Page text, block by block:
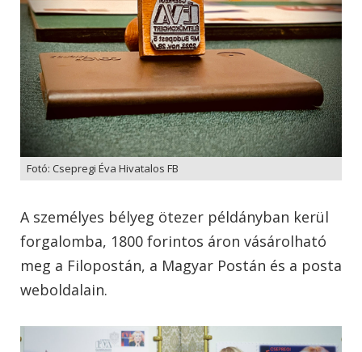
Fotó: Csepregi Éva Hivatalos FB
A személyes bélyeg ötezer példányban kerül
forgalomba, 1800 forintos áron vásárolható
meg a Filopostán, a Magyar Postán és a posta
weboldalain.